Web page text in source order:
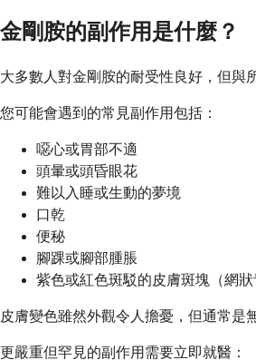
金剛胺的副作用是什麼？
大多數人對金剛胺的耐受性良好，但與
您可能會遇到的常見副作用包括：
噁心或胃部不適
頭暈或頭昏眼花
難以入睡或生動的夢境
口乾
便秘
腳踝或腳部腫脹
紫色或紅色斑駁的皮膚斑塊（網狀
皮膚變色雖然外觀令人擔憂，但通常是
更嚴重但罕見的副作用需要立即就醫：